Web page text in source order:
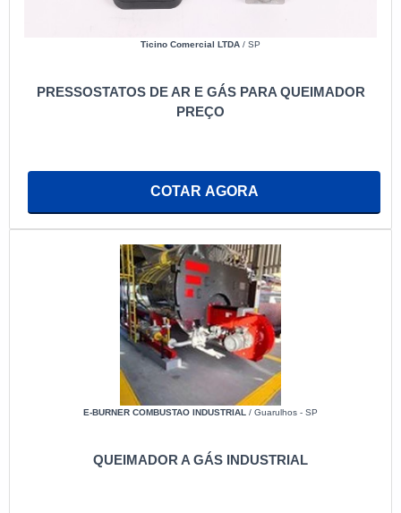
Ticino Comercial LTDA / SP
PRESSOSTATOS DE AR E GÁS PARA QUEIMADOR
PREÇO
COTAR AGORA
E-BURNER COMBUSTAO INDUSTRIAL / Guarulhos - SP
QUEIMADOR A GÁS INDUSTRIAL